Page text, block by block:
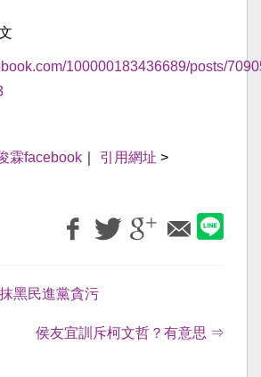
100000183436689/posts/
霖facebook 引用網址 >
黑民進黨貪污
侯友宜訓斥柯文哲？有意思 ⇒